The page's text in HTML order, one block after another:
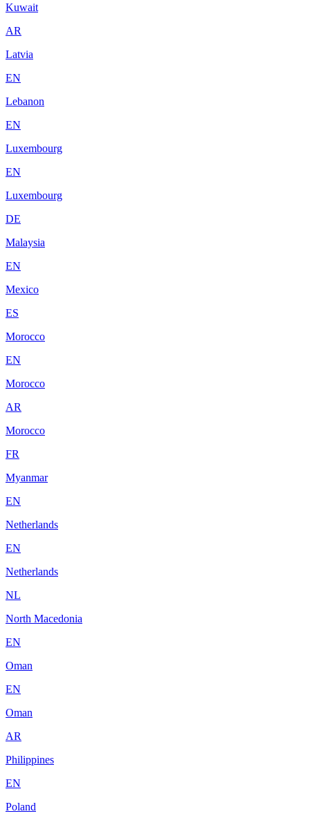
Kuwait
AR
Latvia
EN
Lebanon
EN
Luxembourg
EN
Luxembourg
DE
Malaysia
EN
Mexico
ES
Morocco
EN
Morocco
AR
Morocco
FR
Myanmar
EN
Netherlands
EN
Netherlands
NL
North Macedonia
EN
Oman
EN
Oman
AR
Philippines
EN
Poland